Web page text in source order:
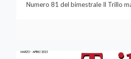
Numero 81 del bimestrale Il Trillo